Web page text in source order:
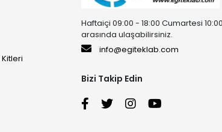
Haftaiçi 09:00 - 18:00 Cumartesi
arasında ulaşabilirsiniz.
info@egiteklab.com
Bizi Takip Edin